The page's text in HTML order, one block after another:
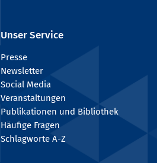
Unser Service
Presse
Newsletter
Social Media
Veranstaltungen
Publikationen und Bibliothek
Häufige Fragen
Schlagworte A-Z